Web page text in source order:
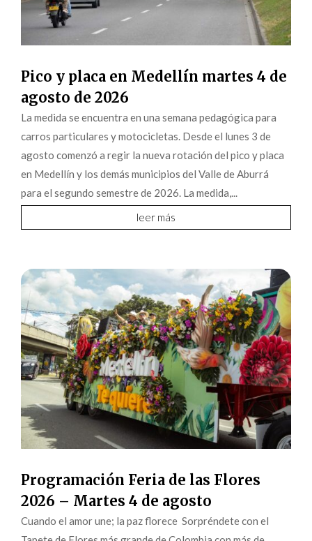
Pico y placa en Medellín martes 4 de
agosto de 2026
La medida se encuentra en una semana pedagógica para
carros particulares y motocicletas. Desde el lunes 3 de
agosto comenzó a regir la nueva rotación del pico y placa
en Medellín y los demás municipios del Valle de Aburrá
para el segundo semestre de 2026. La medida,...
leer más
Programación Feria de las Flores
2026 – Martes 4 de agosto
Cuando el amor une; la paz florece Sorpréndete con el